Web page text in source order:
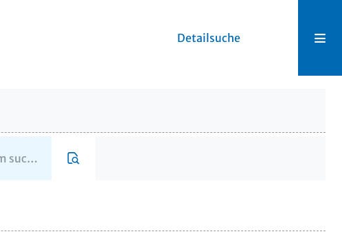
Detailsuche